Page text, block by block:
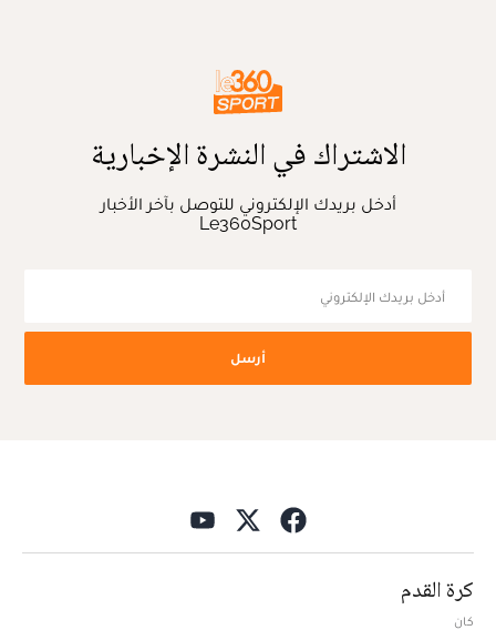
الاشتراك في النشرة الإخبارية
أدخل بريدك الإلكتروني للتوصل بآخر الأخبار
Le360Sport
أرسل
كرة القدم
كان